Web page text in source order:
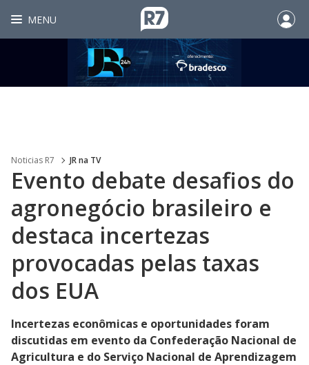
MENU
Noticias R7 JR na TV
Evento debate desafios do
agronegócio brasileiro e
destaca incertezas
provocadas pelas taxas
dos EUA
Incertezas econômicas e oportunidades foram
discutidas em evento da Confederação Nacional de
Agricultura e do Serviço Nacional de Aprendizagem